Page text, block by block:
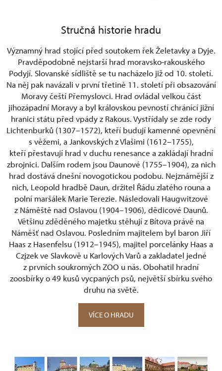
Stručná historie hradu
Významný hrad stojící před soutokem řek Želetavky a Dyje.
Pravděpodobně nejstarší hrad moravsko-rakouského
Podyjí. Slovanské sídliště se tu nacházelo již od 10. století.
Na něj pak navázali v první třetině 11. století při obsazování
Moravy čeští Přemyslovci. Hrad ovládal velkou část
jihozápadní Moravy a byl královskou pevností chránící jižní
hranici státu před vpády z Rakous. Vystřídaly se zde rody
Lichtenburků (1307–1572), kteří budují kamenné opevnění
s věžemi, a Jankovských z Vlašimi (1612–1755),
kteří přestavují hrad v duchu renesance a zakládají hradní
zbrojnici. Dalším rodem jsou Daunové (1755–1904), za nich
hrad dostává dnešní novogotickou podobu. Nejznámější z
nich, Leopold hradbě Daun, držitel Řádu zlatého rouna a
polní maršálek Marie Terezie. Následovali Haugwitzové
z Náměště nad Oslavou (1904–1906), dědicové Daunů.
Většinu zděděného majetku stěhují z Bítova právě na
Náměšť nad Oslavou. Posledním majitelem byl baron Jiří
Haas z Hasenfelsu (1912–1945), majitel porcelánky Haas a
Czjzek ve Slavkově u Karlových Varů a zakladatel jedné
z prvních soukromých ZOO u nás. Obohatil hradní
zoosbírky o 49 kusů vycpaných psů, největší sbírku svého
druhu na světě.
VÍCE O HRADU